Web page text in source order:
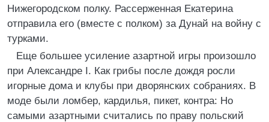
Нижегородском полку. Рассерженная Екатерина
отправила его (вместе с полком) за Дунай на войну с
турками.
Еще большее усиление азартной игры произошло
при Александре I. Как грибы после дождя росли
игорные дома и клубы при дворянских собраниях. В
моде были ломбер, кардилья, пикет, контра: Но
самыми азартными считались по праву польский